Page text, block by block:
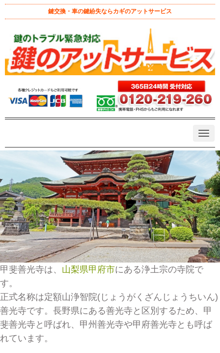
鍵交換・車の鍵紛失ならカギのアットサービス
N
v
t
i
o
n
甲斐善光寺でイモビライザー付車
の鍵を紛失した場合の対応
February 9, 2024 11:00 am|山梨県 出張エリア、甲府市|記事監修
鍵のアットサービス 代表 戸田京介| 0
イモビライザー 甲斐善光寺 車の鍵トラブル 車の鍵紛失
近くの鍵屋さん 鍵作成 鍵開け
甲斐善光寺は、 山梨県甲府市にある浄土宗の寺院で
す。
正式名称は定額山浄智院(じょうがくざんじょうちいん)
善光寺です。長野県にある善光寺と区別するため、甲
斐善光寺と呼ばれ、甲州善光寺や甲府善光寺とも呼ば
れています。